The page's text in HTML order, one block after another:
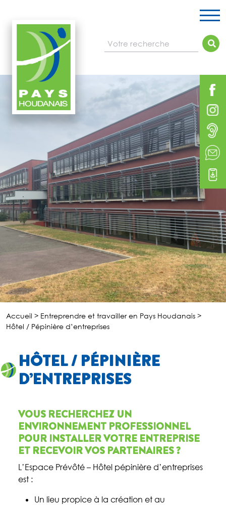
Votre recherche
Accueil > Entreprendre et travailler en Pays Houdanais >
Hôtel / Pépinière d’entreprises
HÔTEL / PÉPINIÈRE
D’ENTREPRISES
VOUS RECHERCHEZ UN
ENVIRONNEMENT PROFESSIONNEL
POUR INSTALLER VOTRE ENTREPRISE
ET RECEVOIR VOS PARTENAIRES ?
L’Espace Prévôté – Hôtel pépinière d’entreprises
est :
Un lieu propice à la création et au